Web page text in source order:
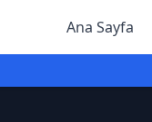
Ana Sayfa